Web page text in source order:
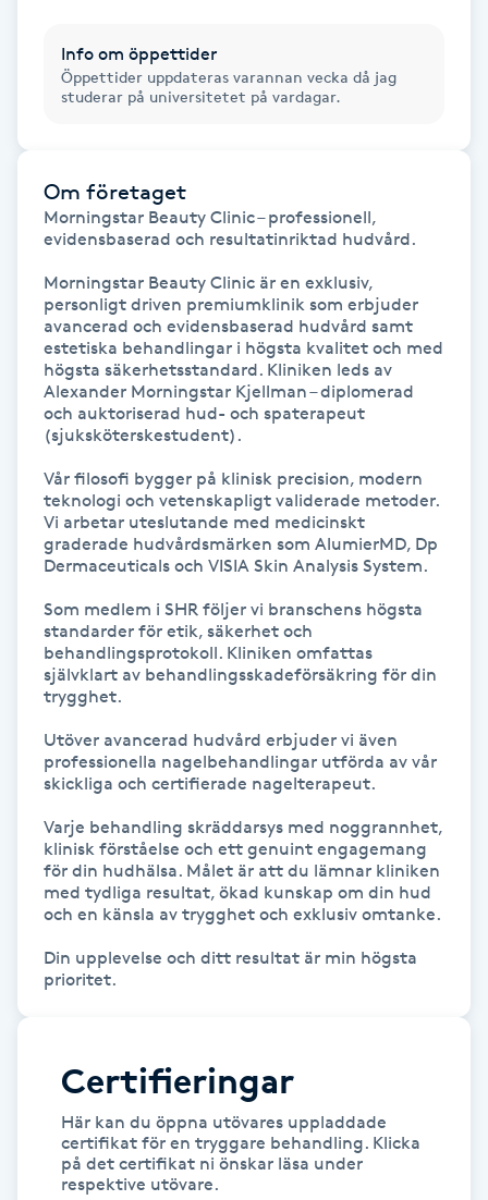
IR-massage
J
Japansk massage
Katun fransar
Kemisk peeling
Kinesiologi
Kinesisk medicin
Kiropraktik
Klangmassage
Klippning
Klippning & Slingor
Klippning ungdom
Kosmetisk tatuering
Kostrådgivning
Kroppsinpackning
Kroppspeeling
Info om öppettider
Öppettider uppdateras varannan vecka då jag
studerar på universitetet på vardagar.
Om företaget
Morningstar Beauty Clinic – professionell,
evidensbaserad och resultatinriktad hudvård.
Morningstar Beauty Clinic är en exklusiv,
personligt driven premiumklinik som erbjuder
avancerad och evidensbaserad hudvård samt
estetiska behandlingar i högsta kvalitet och med
högsta säkerhetsstandard. Kliniken leds av
Alexander Morningstar Kjellman – diplomerad
och auktoriserad hud- och spaterapeut
(sjuksköterskestudent).
Vår filosofi bygger på klinisk precision, modern
teknologi och vetenskapligt validerade metoder.
Vi arbetar uteslutande med medicinskt
graderade hudvårdsmärken som AlumierMD, Dp
Dermaceuticals och VISIA Skin Analysis System.
Som medlem i SHR följer vi branschens högsta
standarder för etik, säkerhet och
behandlingsprotokoll. Kliniken omfattas
självklart av behandlingsskadeförsäkring för din
trygghet.
Utöver avancerad hudvård erbjuder vi även
professionella nagelbehandlingar utförda av vår
skickliga och certifierade nagelterapeut.
Varje behandling skräddarsys med noggrannhet,
klinisk förståelse och ett genuint engagemang
för din hudhälsa. Målet är att du lämnar kliniken
med tydliga resultat, ökad kunskap om din hud
och en känsla av trygghet och exklusiv omtanke.
Din upplevelse och ditt resultat är min högsta
Certifieringar
Här kan du öppna utövares uppladdade
certifikat för en tryggare behandling. Klicka
på det certifikat ni önskar läsa under
respektive utövare.